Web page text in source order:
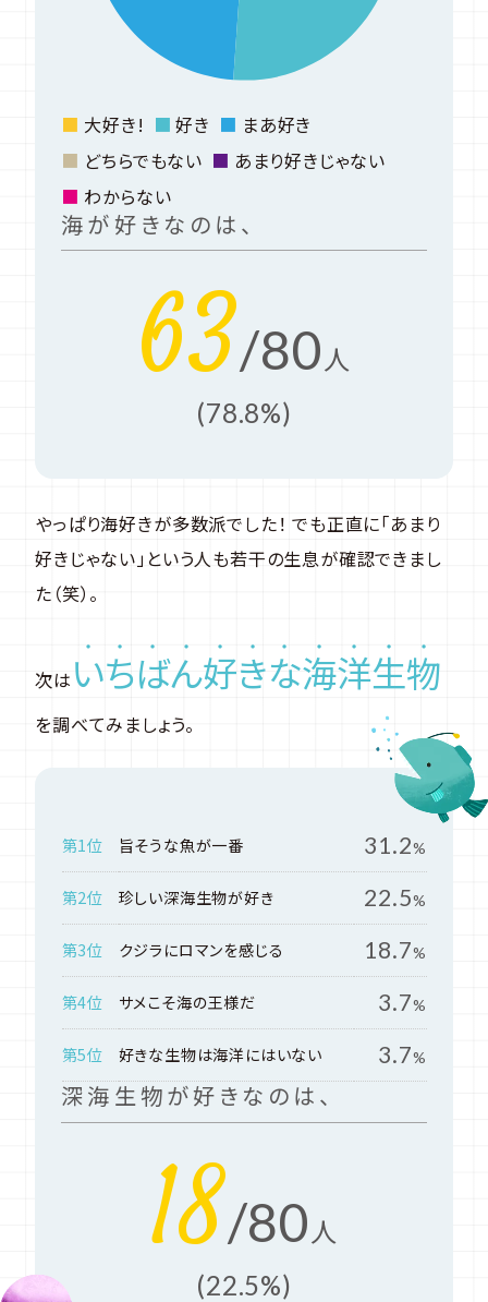
大好き! 好き
まあ好き
どちらでもない
あまり好きじゃない
わからない
海が好きなのは、
63/80人
(78.8%)
やっぱり海好きが多数派でした！ でも正直に「あまり
好きじゃない」という人も若干の生息が確認できまし
た（笑）。
次は いちばん好きな海洋生物
を調べてみましょう。
第1位 旨そうな魚が一番 31.2%
第2位 珍しい深海生物が好き 22.5%
第3位 クジラにロマンを感じる 18.7%
第4位 サメこそ海の王様だ 3.7%
第5位 好きな生物は海洋にはいない 3.7%
深海生物が好きなのは、
18/80人
(22.5%)